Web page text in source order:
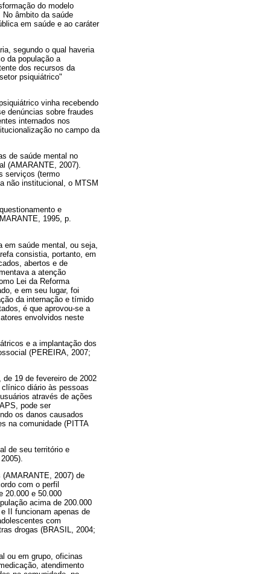
do modelo
âmbito da saúde
em saúde e ao caráter
segundo o qual haveria
da população a
dos recursos da
psiquiátrico"
vinha recebendo
denúncias sobre fraudes
internados nos
no campo da
de saúde mental no
(AMARANTE, 2007).
serviços (termo
não institucional, o MTSM
e
1995, p.
saúde mental, ou seja,
consistia, portanto, em
abertos e de
a atenção
Lei da Reforma
e em seu lugar, foi
da internação e tímido
é que aprovou-se a
envolvidos neste
e a implantação dos
(PEREIRA, 2007;
19 de fevereiro de 2002
diário às pessoas
através de ações
pode ser
os danos causados
na comunidade (PITTA
de seu território e
2007) de
com o perfil
20.000 e 50.000
acima de 200.000
II funcionam apenas de
com
drogas (BRASIL, 2004;
ou em grupo, oficinas
atendimento